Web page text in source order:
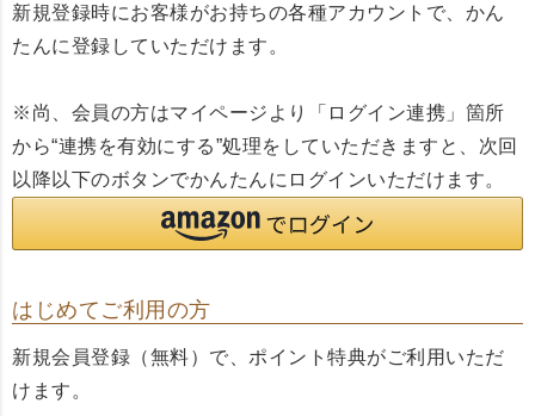
新規登録時にお客様がお持ちの各種アカウントで、かん
たんに登録していただけます。
※尚、会員の方はマイページより「ログイン連携」箇所
から“連携を有効にする”処理をしていただきますと、次回
以降以下のボタンでかんたんにログインいただけます。
はじめてご利用の方
新規会員登録（無料）で、ポイント特典がご利用いただ
けます。